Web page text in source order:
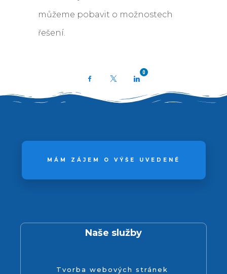
můžeme pobavit o možnostech
řešení.
Facebook
0
MÁM ZÁJEM O VÝŠE UVEDENÉ
Naše služby
Tvorba webových stránek